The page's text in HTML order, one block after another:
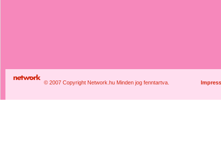
© 2007 Copyright Network.hu Minden jog fenntartva.